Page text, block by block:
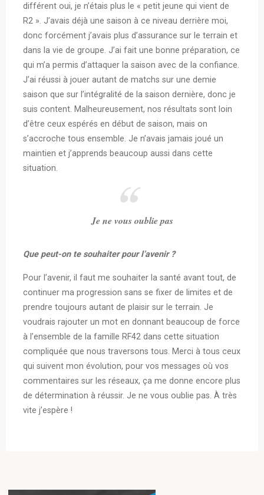
différent oui, je n’étais plus le « petit jeune qui vient de
R2 ». J’avais déjà une saison à ce niveau derrière moi,
donc forcément j’avais plus d’assurance sur le terrain et
dans la vie de groupe. J’ai fait une bonne préparation, ce
qui m’a permis d’attaquer la saison avec de la confiance.
J’ai réussi à jouer autant de matchs sur une demie
saison que sur l’intégralité de la saison dernière, donc je
suis content. Malheureusement, nos résultats sont loin
d’être ceux espérés en début de saison, mais on
s’accroche tous ensemble. Je n’avais jamais joué un
maintien et j’apprends beaucoup aussi dans cette
situation.
Je ne vous oublie pas
Que peut-on te souhaiter pour l’avenir ?
Pour l’avenir, il faut me souhaiter la santé avant tout, de
continuer ma progression sans se fixer de limites et de
prendre toujours autant de plaisir sur le terrain. Je
voudrais rajouter un mot en donnant beaucoup de force
à l’ensemble de la famille RF42 dans cette situation
compliquée que nous traversons tous. Merci à tous ceux
qui suivent mon évolution, pour vos messages où vos
commentaires sur les réseaux, ça me donne encore plus
de détermination à réussir. Je ne vous oublie pas. À très
vite j’espère !